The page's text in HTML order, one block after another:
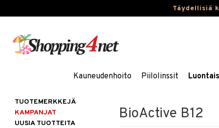
Täydellisiä
Kauneudenhoito Piilolinssit
BioActive B12
TUOTEMERKKEJÄ
KAMPANJAT
UUSIA TUOTTEITA